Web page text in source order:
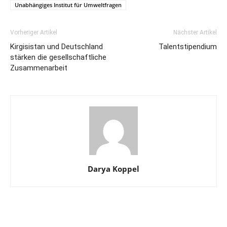
Unabhängiges Institut für Umweltfragen
Vorheriger Artikel
Kirgisistan und Deutschland
stärken die gesellschaftliche
Zusammenarbeit
Nächster Artikel
Talentstipendium
Darya Koppel